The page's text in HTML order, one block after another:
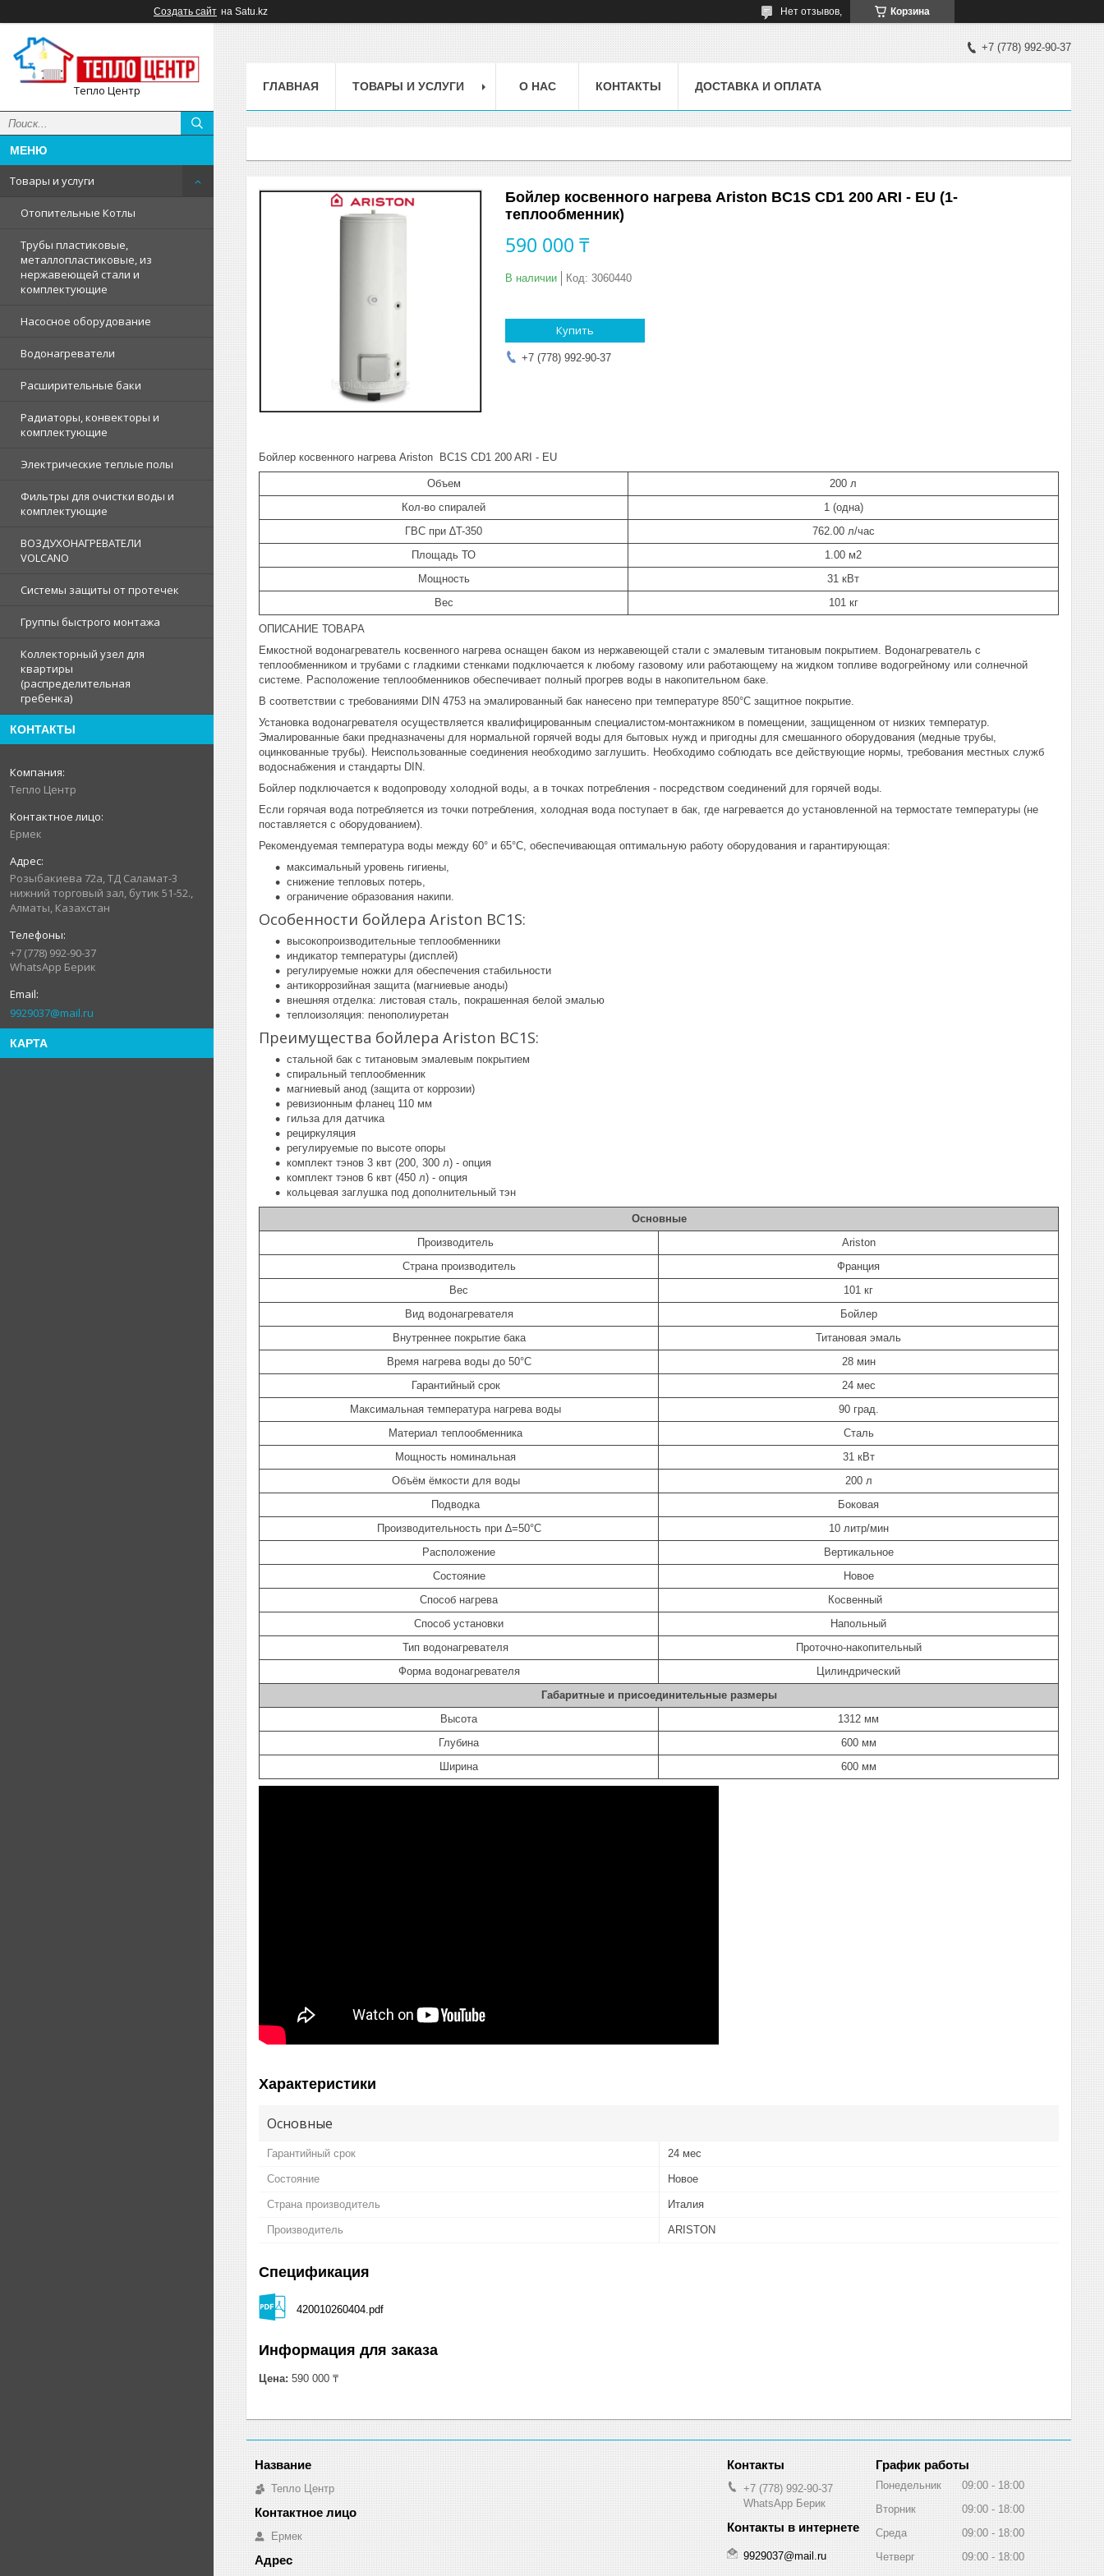
Создать сайт на Satu.kz Корзина
Нет отзывов,
Тепло Центр
Товары и услуги
Отопительные Котлы
Трубы пластиковые,
металлопластиковые, из
нержавеющей стали и
комплектующие
Насосное оборудование
Водонагреватели
Расширительные баки
Радиаторы, конвекторы и
комплектующие
Электрические теплые полы
Фильтры для очистки воды и
комплектующие
ВОЗДУХОНАГРЕВАТЕЛИ
VOLCANO
Системы защиты от протечек
Группы быстрого монтажа
Коллекторный узел для
квартиры
(распределительная
гребенка)
КОНТАКТЫ
Тепло Центр
Ермек
Розыбакиева 72а, ТД Саламат-3
нижний торговый зал, бутик 51-52.,
Алматы, Казахстан
+7 (778) 992-90-37
WhatsApp Берик
9929037@mail.ru
КАРТА
+7 (778) 992-90-37
ГЛАВНАЯ ТОВАРЫ И УСЛУГИ О НАС КОНТАКТЫ ДОСТАВКА И ОПЛАТА
Бойлер косвенного нагрева Ariston BC1S CD1 200 ARI - EU (1-
теплообменник)
590 000 ₸
В наличии Код: 3060440
Купить
+7 (778) 992-90-37
Бойлер косвенного нагрева Ariston BC1S CD1 200 ARI - EU
Объем
200 л
Кол-во спиралей
1 (одна)
ГВС при ∆T-350
762.00 л/час
Площадь ТО
1.00 м2
Мощность
31 кВт
Вес
101 кг
ОПИСАНИЕ ТОВАРА
Емкостной водонагреватель косвенного нагрева оснащен баком из нержавеющей стали с эмалевым титановым покрытием. Водонагреватель с
теплообменником и трубами с гладкими стенками подключается к любому газовому или работающему на жидком топливе водогрейному или солнечной
системе. Расположение теплообменников обеспечивает полный прогрев воды в накопительном баке.
В соответствии с требованиями DIN 4753 на эмалированный бак нанесено при температуре 850°C защитное покрытие.
Установка водонагревателя осуществляется квалифицированным специалистом-монтажником в помещении, защищенном от низких температур.
Эмалированные баки предназначены для нормальной горячей воды для бытовых нужд и пригодны для смешанного оборудования (медные трубы,
оцинкованные трубы). Неиспользованные соединения необходимо заглушить. Необходимо соблюдать все действующие нормы, требования местных служб
водоснабжения и стандарты DIN.
Бойлер подключается к водопроводу холодной воды, а в точках потребления - посредством соединений для горячей воды.
Если горячая вода потребляется из точки потребления, холодная вода поступает в бак, где нагревается до установленной на термостате температуры (не
поставляется с оборудованием).
Рекомендуемая температура воды между 60° и 65°C, обеспечивающая оптимальную работу оборудования и гарантирующая:
максимальный уровень гигиены,
снижение тепловых потерь,
ограничение образования накипи.
Особенности бойлера Ariston BC1S:
высокопроизводительные теплообменники
индикатор температуры (дисплей)
регулируемые ножки для обеспечения стабильности
антикоррозийная защита (магниевые аноды)
внешняя отделка: листовая сталь, покрашенная белой эмалью
теплоизоляция: пенополиуретан
Преимущества бойлера Ariston BC1S:
стальной бак с титановым эмалевым покрытием
спиральный теплообменник
магниевый анод (защита от коррозии)
ревизионным фланец 110 мм
гильза для датчика
рециркуляция
регулируемые по высоте опоры
комплект тэнов 3 квт (200, 300 л) - опция
комплект тэнов 6 квт (450 л) - опция
кольцевая заглушка под дополнительный тэн
Основные
Производитель
Ariston
Страна производитель
Франция
Вес
101 кг
Вид водонагревателя
Бойлер
Внутреннее покрытие бака
Титановая эмаль
Время нагрева воды до 50°С
28 мин
Гарантийный срок
24 мес
Максимальная температура нагрева воды
90 град.
Материал теплообменника
Сталь
Мощность номинальная
31 кВт
Объём ёмкости для воды
200 л
Подводка
Боковая
Производительность при ∆=50°С
10 литр/мин
Расположение
Вертикальное
Состояние
Новое
Способ нагрева
Косвенный
Способ установки
Напольный
Тип водонагревателя
Проточно-накопительный
Форма водонагревателя
Цилиндрический
Габаритные и присоединительные размеры
Высота
1312 мм
Глубина
600 мм
Ширина
600 мм
Характеристики
Основные
Гарантийный срок 24 мес
Состояние Новое
Страна производитель Италия
Производитель ARISTON
Спецификация
420010260404.pdf
Информация для заказа
Цена: 590 000 ₸
Тепло Центр
Ермек
+7 (778) 992-90-37
WhatsApp Берик
9929037@mail.ru
График работы
Понедельник 09:00
18:00
Вторник
09:00
18:00
Среда
09:00
18:00
Четверг
09:00
18:00